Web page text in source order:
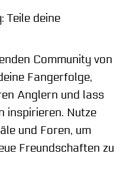
Teile deine
Community von
Fangerfolge,
Anglern und lass
inspirieren. Nutze
und Foren, um
Freundschaften zu